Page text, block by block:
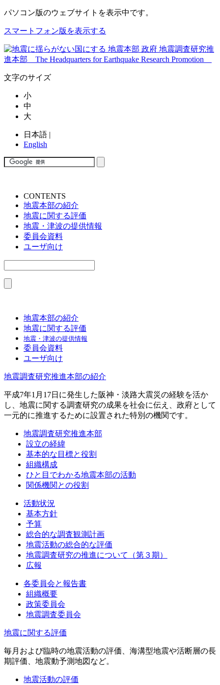
パソコン版のウェブサイトを表示中です。
スマートフォン版を表示する
文字のサイズ
小
中
大
日本語 |
English
CONTENTS
地震本部の紹介
地震に関する評価
地震・津波の提供情報
委員会資料
ユーザ向け
地震本部の紹介
地震に関する評価
地震・津波の提供情報
委員会資料
ユーザ向け
地震調査研究推進本部の紹介
平成7年1月17日に発生した阪神・淡路大震災の経験を活か
し、地震に関する調査研究の成果を社会に伝え、政府として
一元的に推進するために設置された特別の機関です。
地震調査研究推進本部
設立の経緯
基本的な目標と役割
組織構成
ひと目でわかる地震本部の活動
関係機関との役割
活動状況
基本方針
予算
総合的な調査観測計画
地震活動の総合的な評価
地震調査研究の推進について（第３期）
広報
各委員会と報告書
組織概要
政策委員会
地震調査委員会
地震に関する評価
毎月および臨時の地震活動の評価、海溝型地震や活断層の長
期評価、地震動予測地図など。
地震活動の評価